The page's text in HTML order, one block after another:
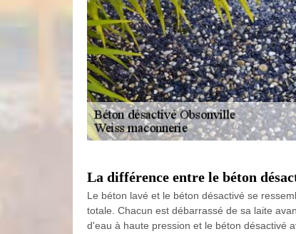
La différence entre le béton
Le béton lavé et le béton désactivé se
totale. Chacun est débarrassé de sa laite
d'eau à haute pression et le béton désactivé